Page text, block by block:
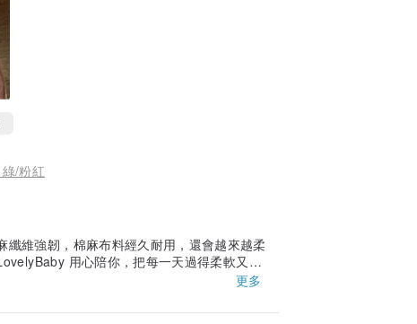
/粉紅
維強韌，棉麻布料經久耐用，還會越來越柔
用心陪你，把每一天過得柔軟又安
更多